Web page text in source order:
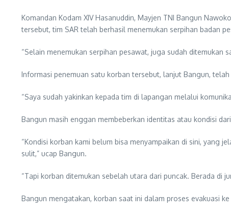
Komandan Kodam XIV Hasanuddin, Mayjen TNI Bangun
tersebut, tim SAR telah berhasil menemukan serpihan badan
“Selain menemukan serpihan pesawat, juga sudah ditemukan
Informasi penemuan satu korban tersebut, lanjut Bangun,
“Saya sudah yakinkan kepada tim di lapangan melalui
Bangun masih enggan membeberkan identitas atau kondisi
“Kondisi korban kami belum bisa menyampaikan di sini, yang
sulit,” ucap Bangun.
“Tapi korban ditemukan sebelah utara dari puncak. Berada di
Bangun mengatakan, korban saat ini dalam proses evakuasi